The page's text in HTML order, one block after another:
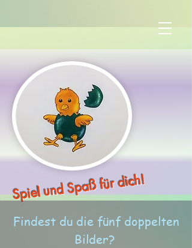
Spiel und Spaß für dich!
Findest du die fünf doppelten
Bilder?